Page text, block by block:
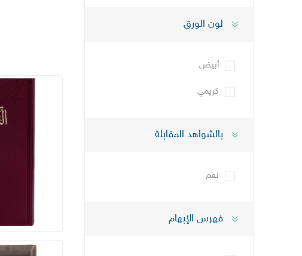
لون الورق
أبيض
كريمي
بالشواهد المقابلة
نعم
فهرس اﻹبهام